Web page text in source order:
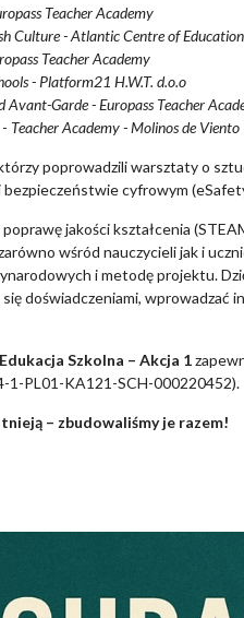
Teacher Academy
Culture - Atlantic Centre of Education
Teacher Academy
- Platform21 H.W.T. d.o.o
Garde - Europass Teacher
- Teacher Academy - Molinos de Viento
poprowadzili warsztaty o
cyfrowym
jakości kształcenia
wśród nauczycieli jak i
i metodę projektu.
doświadczeniami, wprowadzać
Edukacja Szkolna – Akcja 1
1-PL01-KA121-SCH-000220452).
– zbudowaliśmy je razem!